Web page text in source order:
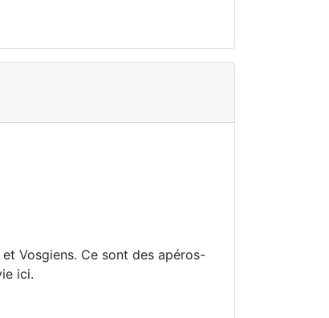
Vosgiens. Ce sont des apéros-
ici.